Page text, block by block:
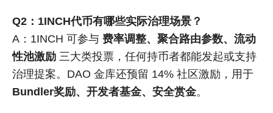
Q2：1INCH代币有哪些实际治理场景？
A：1INCH 可参与 费率调整、聚合路由参数、流动
性池激励 三大类投票，任何持币者都能发起或支持
治理提案。DAO 金库还预留 14% 社区激励，用于
Bundler奖励、开发者基金、安全赏金。